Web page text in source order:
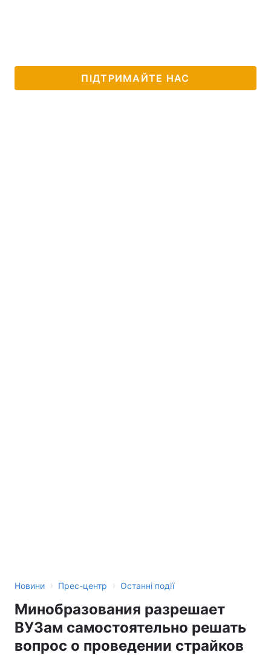
ПІДТРИМАЙТЕ НАС
Новини › Прес-центр › Останні події
Минобразования разрешает
ВУЗам самостоятельно решать
вопрос о проведении страйков